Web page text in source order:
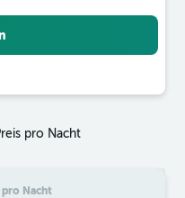
pro Nacht
pro Nacht